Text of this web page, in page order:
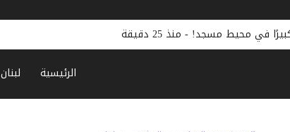
كبيرًا في محيط مسجد! - منذ 25 دقيقة
الرئيسية لبنان